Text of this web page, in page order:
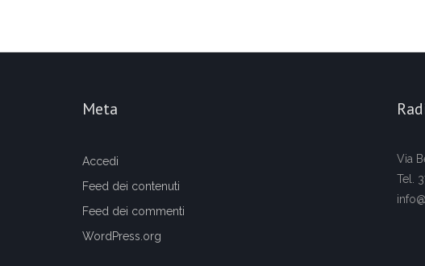
Meta
Accedi
Feed dei contenuti
Feed dei commenti
WordPress.org
Via
Tel.